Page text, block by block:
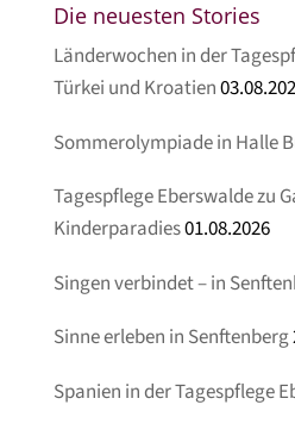
Die neuesten Stories
Länderwochen in der
Türkei und Kroatien
Sommerolympiade in Halle
Tagespflege Eberswalde zu
Kinderparadies01.08.2026
Singen verbindet – in
Sinne erleben in Senftenberg
Spanien in der Tagespflege